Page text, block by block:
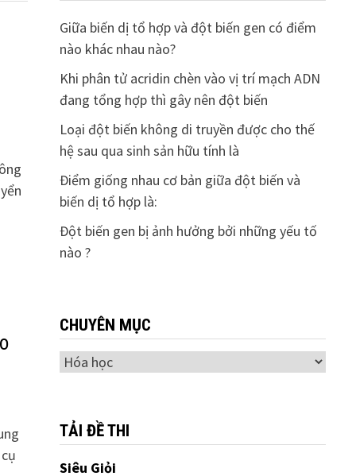
Giữa biến dị tổ hợp và đột biến gen có điểm
nào khác nhau nào?
Khi phân tử acridin chèn vào vị trí mạch ADN
đang tổng hợp thì gây nên đột biến
Loại đột biến không di truyền được cho thế
hệ sau qua sinh sản hữu tính là
Điểm giống nhau cơ bản giữa đột biến và
biến dị tổ hợp là:
Đột biến gen bị ảnh hưởng bởi những yếu tố
nào ?
CHUYÊN MỤC
Chuyên
TẢI ĐỀ THI
Siêu Giỏi